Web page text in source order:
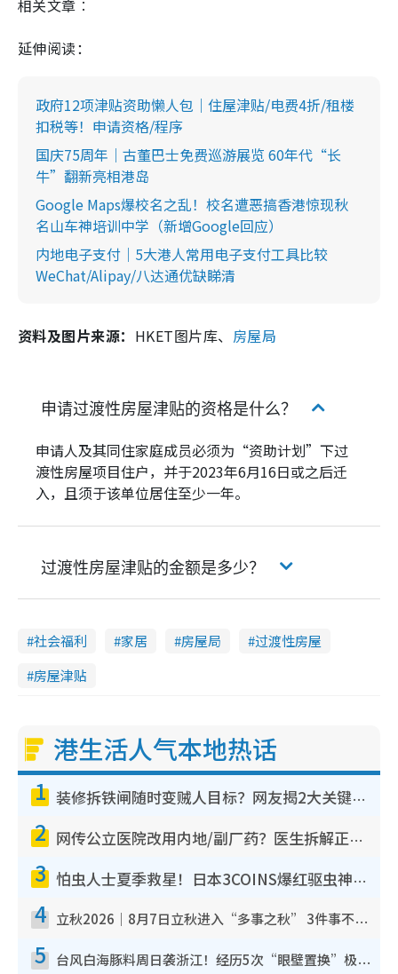
相关文章︰
延伸阅读：
政府12项津贴资助懒人包｜住屋津贴/电费4折/租楼
扣税等！申请资格/程序
国庆75周年｜古董巴士免费巡游展览 60年代“长
牛”翻新亮相港岛
Google Maps爆校名之乱！校名遭恶搞香港惊现秋
名山车神培训中学（新增Google回应）
内地电子支付｜5大港人常用电子支付工具比较
WeChat/Alipay/八达通优缺睇清
资料及图片来源： HKET图片库、 房屋局
申请过渡性房屋津贴的资格是什么？
申请人及其同住家庭成员必须为“资助计划”下过
渡性房屋项目住户，并于2023年6月16日或之后迁
入，且须于该单位居住至少一年。
过渡性房屋津贴的金额是多少？
社会福利 家居 房屋局
过渡性房屋
房屋津贴
港生活人气本地热话
1 装修拆铁闸随时变贼人目标？网友揭2大关键用途：装新款等于白装？附新旧铁闸分别
2 网传公立医院改用内地/副厂药？医生拆解正副厂分别，揭4类人换药随时出事
3 怕虫人士夏季救星！日本3COINS爆红驱虫神器$45起 1招“全程免触碰”轻松搞定小强
4 立秋2026｜8月7日立秋进入“多事之秋” 3件事不可做！专家教6招开运 清杂物／钱包纳气接好运
5 台风白海豚料周日袭浙江！经历5次“眼壁置换”极罕见 成登陆内地最长途台风